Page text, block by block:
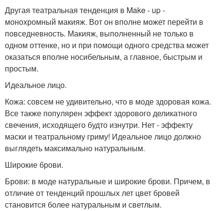
Другая театральная тенденция в Make - up -
монохромный макияж. Вот он вполне может перейти в
повседневность. Макияж, выполненный не только в
одном оттенке, но и при помощи одного средства может
оказаться вполне носибельным, а главное, быстрым и
простым.
Идеальное лицо.
Кожа: совсем не удивительно, что в моде здоровая кожа.
Все также популярен эффект здорового деликатного
свечения, исходящего будто изнутри. Нет - эффекту
маски и театральному гриму! Идеальное лицо должно
выглядеть максимально натуральным.
Широкие брови.
Брови: в моде натуральные и широкие брови. Причем, в
отличие от тенденций прошлых лет цвет бровей
становится более натуральным и светлым.